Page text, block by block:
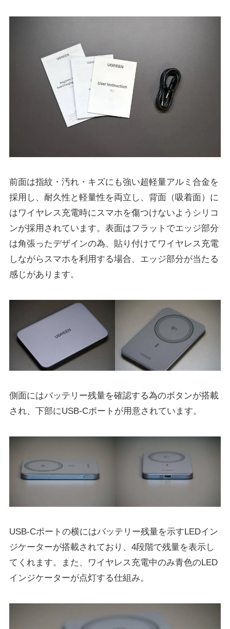
前面は指紋・汚れ・キズにも強い超軽量アルミ合金を
採用し、耐久性と軽量性を両立し、背面（吸着面）に
はワイヤレス充電時にスマホを傷つけないようシリコ
ンが採用されています。表面はフラットでエッジ部分
は角張ったデザインの為、貼り付けてワイヤレス充電
しながらスマホを利用する場合、エッジ部分が当たる
感じがあります。
側面にはバッテリー残量を確認する為のボタンが搭載
され、下部にUSB-Cポートが用意されています。
USB-Cポートの横にはバッテリー残量を示すLEDイン
ジケーターが搭載されており、4段階で残量を表示し
てくれます。また、ワイヤレス充電中のみ青色のLED
インジケーターが点灯する仕組み。